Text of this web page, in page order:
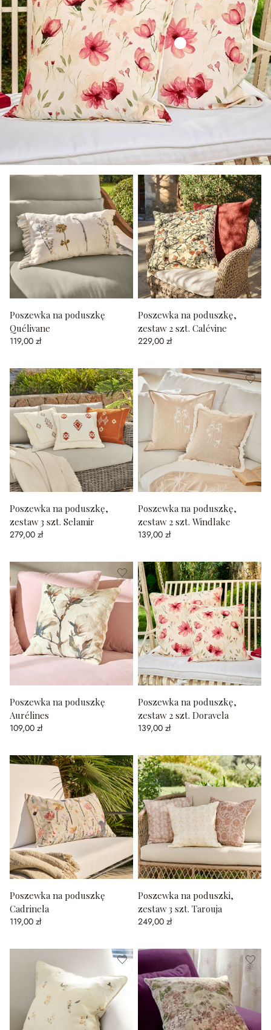
Poszewka na poduszkę
Quélivane
119,00 zł
Poszewka na poduszkę,
zestaw 2 szt. Calévine
229,00 zł
Poszewka na poduszkę,
zestaw 3 szt. Selamir
279,00 zł
Poszewka na poduszkę,
zestaw 2 szt. Windlake
139,00 zł
Poszewka na poduszkę
Aurélines
109,00 zł
Poszewka na poduszkę,
zestaw 2 szt. Doravela
139,00 zł
Poszewka na poduszkę
Cadrinela
119,00 zł
Poszewka na poduszki,
zestaw 3 szt. Tarouja
249,00 zł